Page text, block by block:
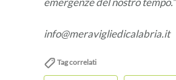
info@meravigliedicalabria.it
Tag correlati